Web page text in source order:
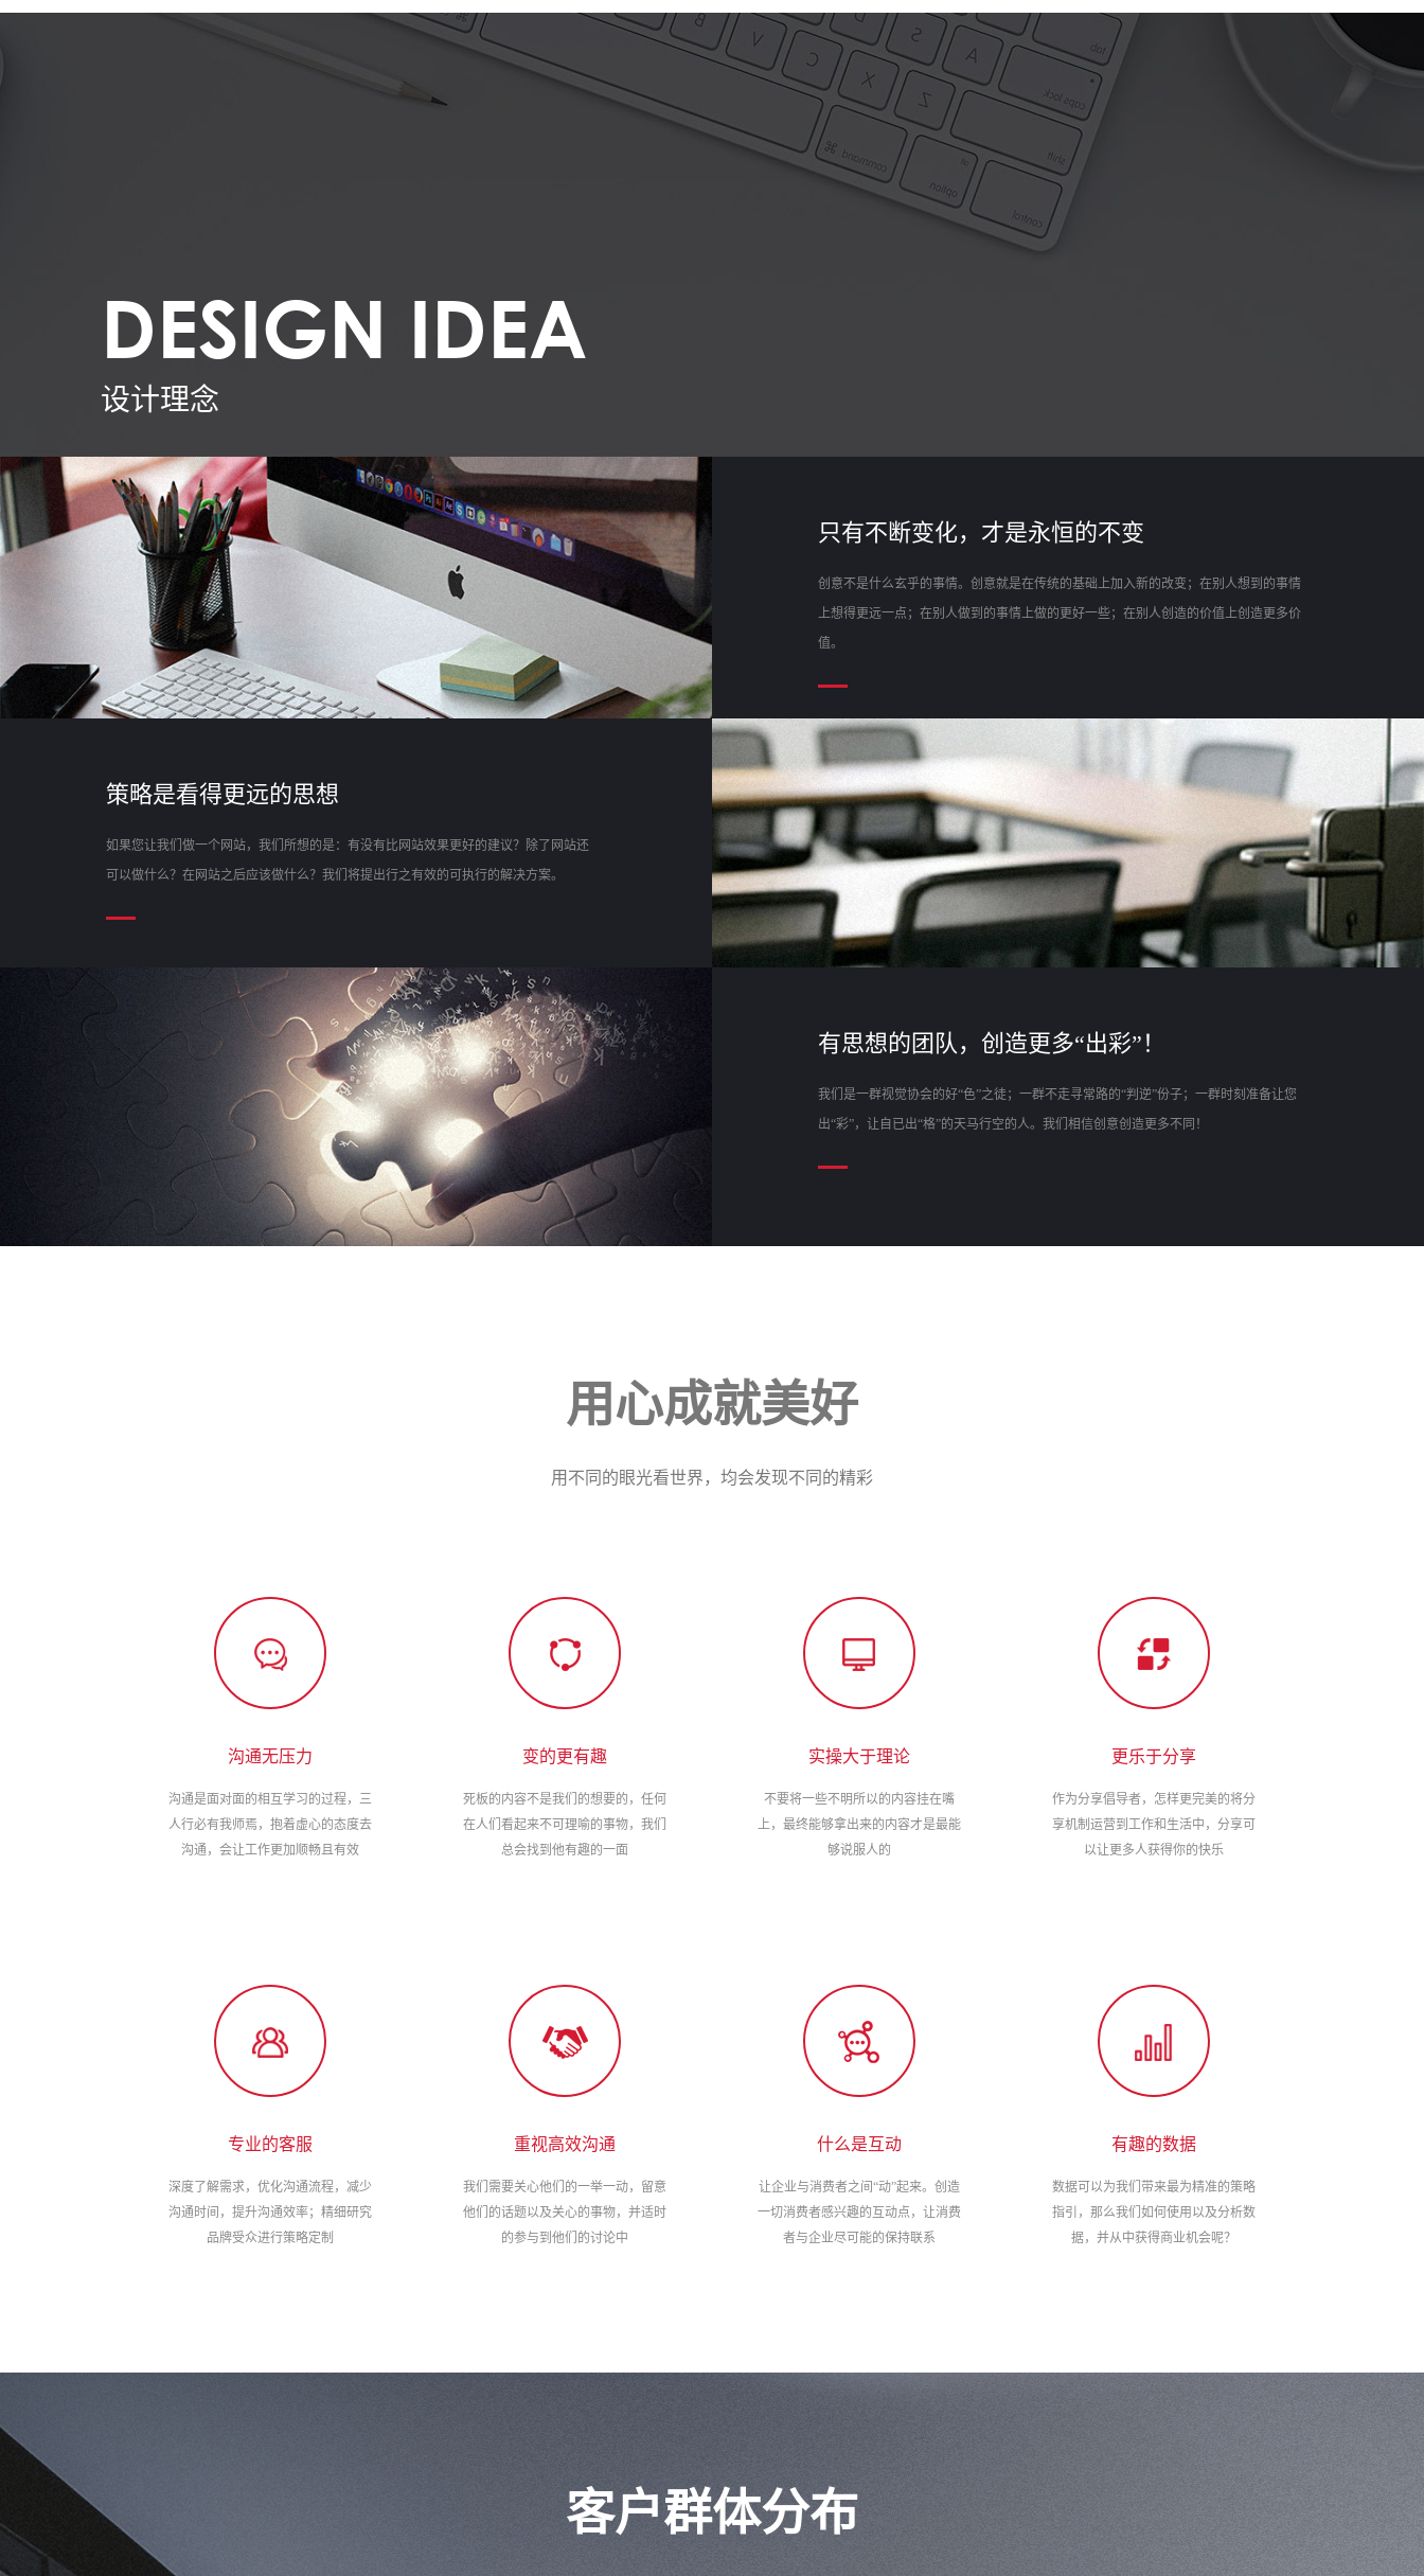
DESIGN IDEA
设计理念
只有不断变化，才是永恒的不变
创意不是什么玄乎的事情。创意就是在传统的基础上加入新的改变；在别人想到的事情
上想得更远一点；在别人做到的事情上做的更好一些；在别人创造的价值上创造更多价
值。
策略是看得更远的思想
如果您让我们做一个网站，我们所想的是：有没有比网站效果更好的建议？除了网站还
可以做什么？在网站之后应该做什么？我们将提出行之有效的可执行的解决方案。
有思想的团队，创造更多“出彩”！
我们是一群视觉协会的好“色”之徒；一群不走寻常路的“判逆”份子；一群时刻准备让您
出“彩”，让自已出“格”的天马行空的人。我们相信创意创造更多不同！
用心成就美好
用不同的眼光看世界，均会发现不同的精彩
沟通无压力
沟通是面对面的相互学习的过程，三
人行必有我师焉，抱着虚心的态度去
沟通，会让工作更加顺畅且有效
变的更有趣
死板的内容不是我们的想要的，任何
在人们看起来不可理喻的事物，我们
总会找到他有趣的一面
实操大于理论
不要将一些不明所以的内容挂在嘴
上，最终能够拿出来的内容才是最能
够说服人的
更乐于分享
作为分享倡导者，怎样更完美的将分
享机制运营到工作和生活中，分享可
以让更多人获得你的快乐
专业的客服
深度了解需求，优化沟通流程，减少
沟通时间，提升沟通效率；精细研究
品牌受众进行策略定制
重视高效沟通
我们需要关心他们的一举一动，留意
他们的话题以及关心的事物，并适时
的参与到他们的讨论中
什么是互动
让企业与消费者之间“动”起来。创造
一切消费者感兴趣的互动点，让消费
者与企业尽可能的保持联系
有趣的数据
数据可以为我们带来最为精准的策略
指引，那么我们如何使用以及分析数
据，并从中获得商业机会呢？
客户群体分布